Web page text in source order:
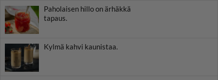
Paholaisen hillo on ärhäkkä
tapaus.
Kylmä kahvi kaunistaa.